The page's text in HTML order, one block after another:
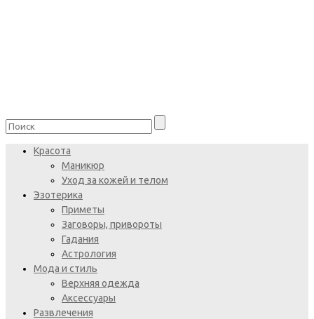
Красота
Маникюр
Уход за кожей и телом
Эзотерика
Приметы
Заговоры, привороты
Гадания
Астрология
Мода и стиль
Верхняя одежда
Аксессуары
Развлечения